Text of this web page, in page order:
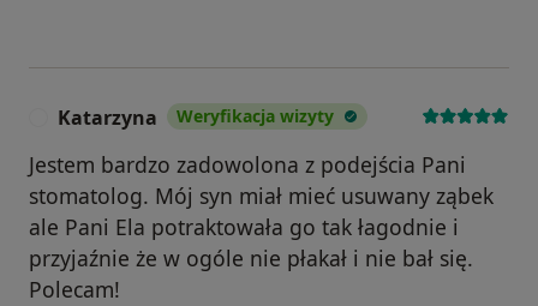
Katarzyna Weryfikacja wizyty
Jestem bardzo zadowolona z podejścia Pani
stomatolog. Mój syn miał mieć usuwany ząbek
ale Pani Ela potraktowała go tak łagodnie i
przyjaźnie że w ogóle nie płakał i nie bał się.
Polecam!